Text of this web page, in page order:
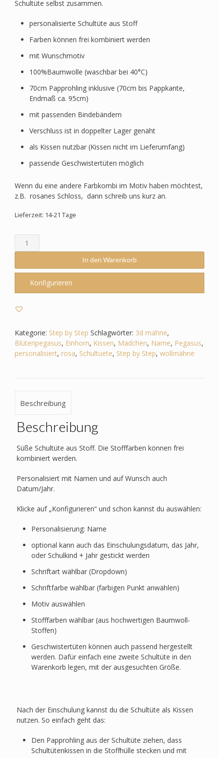
Schultüte selbst zusammen.
personalisierte Schultüte aus Stoff
Farben können frei kombiniert werden
mit Wunschmotiv
100%Baumwolle (waschbar bei 40°C)
70cm Papprohling inklusive (70cm bis Pappkante,
Endmaß ca. 95cm)
mit passenden Bindebändern
Verschluss ist in doppelter Lager genäht
als Kissen nutzbar (Kissen nicht im Lieferumfang)
passende Geschwistertüten möglich
Wenn du eine andere Farbkombi im Motiv haben möchtest,
z.B. rosanes Schloss, dann schreib uns kurz an.
Lieferzeit: 14-21 Tage
Schultüte
passend
Step
Step
Blütenpegasus
Einhorn
3D
Mähne,Wollmähne,Pegasus
In den Warenkorb
Konfigurieren
Kategorie: Step by Step Schlagwörter: 3d mähne,
Blütenpegasus, Einhorn, Kissen, Mädchen, Name, Pegasus,
personalisiert, rosa, Schultuete, Step by Step, wollmähne
Beschreibung
Beschreibung
Süße Schultüte aus Stoff. Die Stofffarben können frei
kombiniert werden.
Personalisiert mit Namen und auf Wunsch auch
Datum/Jahr.
Klicke auf „Konfigurieren“ und schon kannst du auswählen:
Personalisierung: Name
optional kann auch das Einschulungsdatum, das Jahr,
oder Schulkind + Jahr gestickt werden
Schriftart wählbar (Dropdown)
Schriftfarbe wählbar (farbigen Punkt anwählen)
Motiv auswählen
Stofffarben wählbar (aus hochwertigen Baumwoll-
Stoffen)
Geschwistertüten können auch passend hergestellt
werden. Dafür einfach eine zweite Schultüte in den
Warenkorb legen, mit der ausgesuchten Größe.
Nach der Einschulung kannst du die Schultüte als Kissen
nutzen. So einfach geht das:
Den Papprohling aus der Schultüte ziehen, dass
Schultütenkissen in die Stoffhülle stecken und mit